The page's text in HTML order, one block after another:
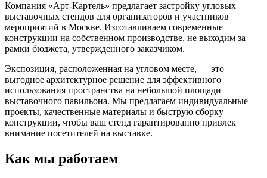
Компания «Арт-Картель» предлагает застройку угловых
выставочных стендов для организаторов и участников
мероприятий в Москве. Изготавливаем современные
конструкции на собственном производстве, не выходим за
рамки бюджета, утвержденного заказчиком.
Экспозиция, расположенная на угловом месте, — это
выгодное архитектурное решение для эффективного
использования пространства на небольшой площади
выставочного павильона. Мы предлагаем индивидуальные
проекты, качественные материалы и быструю сборку
конструкции, чтобы ваш стенд гарантированно привлек
внимание посетителей на выставке.
Как мы работаем